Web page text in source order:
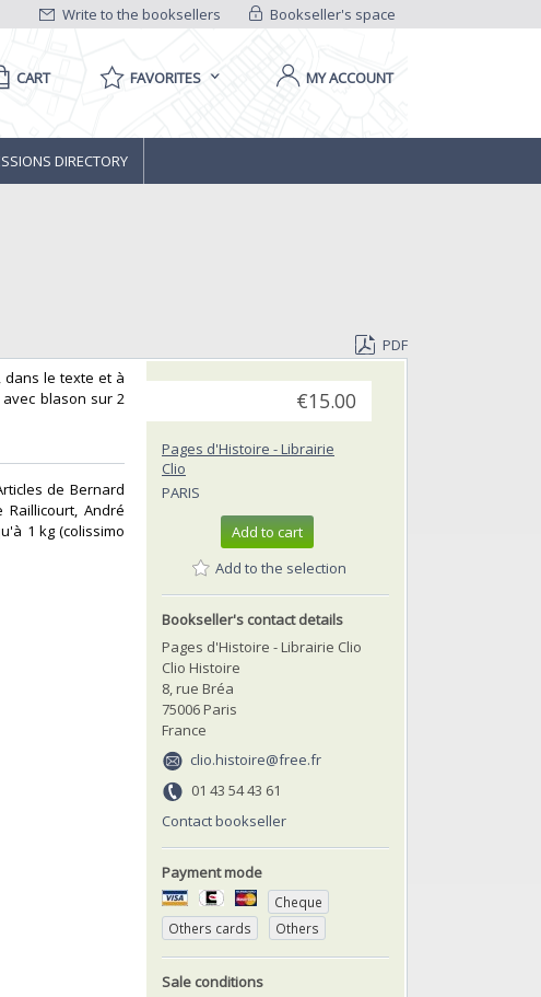
Bookseller's space
Write to the booksellers
CART FAVORITES MY ACCOUNT
DIRECTORY
PDF
dans le texte et à
blason sur 2
de Bernard
Raillicourt, André
1 kg (colissimo
€15.00
Pages d'Histoire - Librairie
Clio
PARIS
Add to cart
Add to the selection
Bookseller's contact details
Pages d'Histoire - Librairie Clio
Clio Histoire
8, rue Bréa
75006 Paris
France
clio.histoire@free.fr
01 43 54 43 61
Contact bookseller
Payment mode
Cheque
Others cards
Others
Sale conditions